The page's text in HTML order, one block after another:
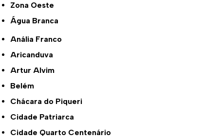
Zona Oeste
Água Branca
Anália Franco
Aricanduva
Artur Alvim
Belém
Chácara do Piqueri
Cidade Patriarca
Cidade Quarto Centenário